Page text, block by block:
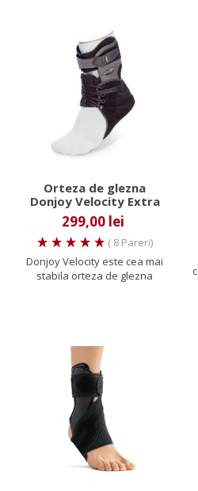
Orteza de glezna
Donjoy Velocity Extra
Support
299,00 lei
( 8 Pareri)
Donjoy Velocity este cea mai
stabila orteza de glezna